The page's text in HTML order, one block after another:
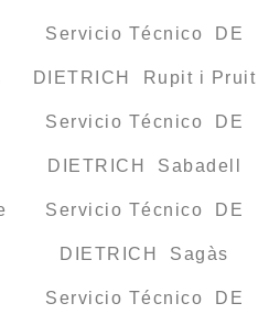
Servicio Técnico DE
DIETRICH Rupit i Pruit
Servicio Técnico DE
DIETRICH Sabadell
Servicio Técnico DE
DIETRICH Sagàs
Servicio Técnico DE